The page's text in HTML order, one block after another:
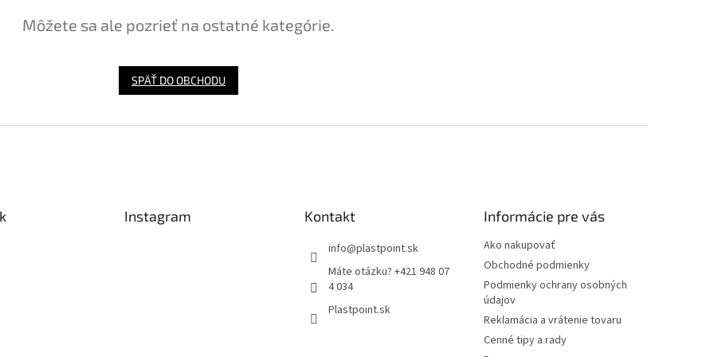
Môžete sa ale pozrieť na ostatné kategórie.
SPÄŤ DO OBCHODU
Instagram Kontakt
info@plastpoint.sk
Máte otázku? +421 948 07
4 034
Plastpoint.sk
Informácie pre vás
Ako nakupovať
Obchodné podmienky
Podmienky ochrany osobných
údajov
Reklamácia a vrátenie tovaru
Cenné tipy a rady